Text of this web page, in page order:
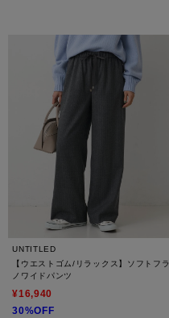
UNTITLED
【ウエストゴム/リラックス】ソフトフラ
ノワイドパンツ
¥16,940
30%OFF